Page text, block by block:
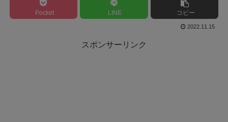
Pocket LINE コピー
2022.11.15
スポンサーリンク